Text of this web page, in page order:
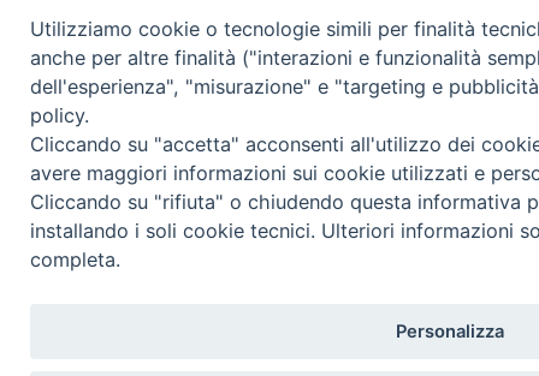
Utilizziamo cookie o tecnologie simili per finalità
anche per altre finalità ("interazioni e funzionalità
dell'esperienza", "misurazione" e "targeting e
policy.
Cliccando su "accetta" acconsenti all'utilizzo dei
avere maggiori informazioni sui cookie utilizzati e
Cliccando su "rifiuta" o chiudendo questa informativa
installando i soli cookie tecnici. Ulteriori informazioni
completa.
Personalizza